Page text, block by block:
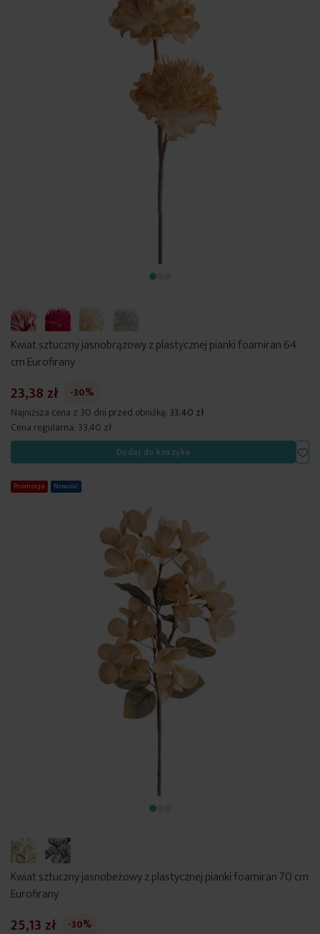
Kwiat sztuczny jasnobrązowy z plastycznej pianki foamiran 64
cm Eurofirany
23,38 zł
-30%
Najniższa cena z 30 dni przed obniżką:33,40 zł
Cena regularna: 33,40 zł
Dodaj do koszyka
Promocja Nowość
Kwiat sztuczny jasnobeżowy z plastycznej pianki foamiran 70 cm
Eurofirany
25,13 zł -30%